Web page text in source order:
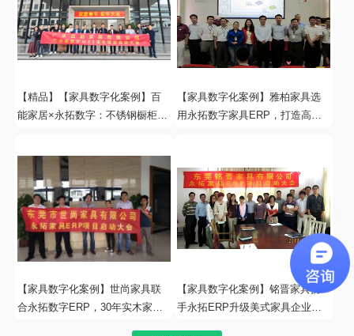
【精品】【家具数字化案例】百
能家居×永拓数字：不锈钢橱柜头
【家具数字化案例】雅柏家具选
用永拓数字家具ERP，打造高端
【家具数字化案例】世尚家具联
合永拓数字ERP，30年实木家具
【家具数字化案例】铭晋家具携
手永拓ERP升级美式家具企业数